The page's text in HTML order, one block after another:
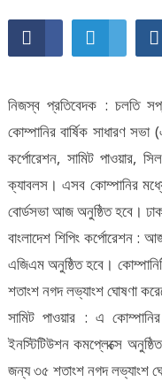
নিজস্ব প্রতিবেদক : চলতি
কোম্পানির বার্ষিক সাধারণ
কর্পোরেশন, সামিট পাওয়ার,
ক্যাবলস। এসব কোম্পানির মধ্যে
বোর্ডসভা আজ অনুষ্ঠিত হবে।
বাংলাদেশ শিপিং কর্পোরেশন :
এজিএম অনুষ্ঠিত হবে।
শতাংশ নগদ লভ্যাংশ ঘোষণা
সামিট পাওয়ার : এ
ইনস্টিটিউশন কমপ্লেক্সে
জন্য ৩৫ শতাংশ নগদ লভ্যাংশ